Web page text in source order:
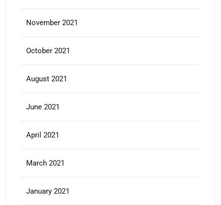
November 2021
October 2021
August 2021
June 2021
April 2021
March 2021
January 2021